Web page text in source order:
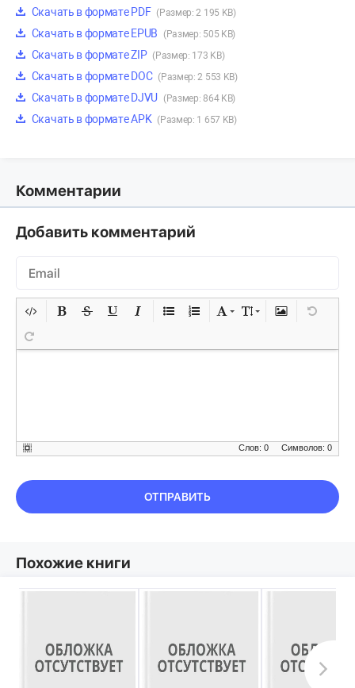
Скачать в формате PDF (Размер: 2 195 KB)
Скачать в формате EPUB (Размер: 505 KB)
Скачать в формате ZIP (Размер: 173 KB)
Скачать в формате DOC (Размер: 2 553 KB)
Скачать в формате DJVU (Размер: 864 KB)
Скачать в формате APK (Размер: 1 657 KB)
Комментарии
Добавить комментарий
Символов: 0
Слов: 0
ОТПРАВИТЬ
Похожие книги